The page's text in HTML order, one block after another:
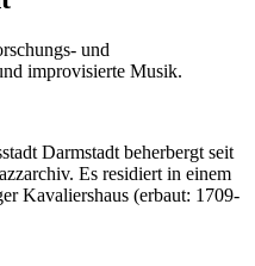
und
improvisierte Musik.
Darmstadt beherbergt seit
Es residiert in einem
Kavaliershaus (erbaut: 1709-